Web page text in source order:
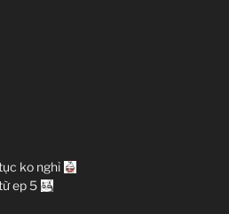
ko nghỉ
ep 5